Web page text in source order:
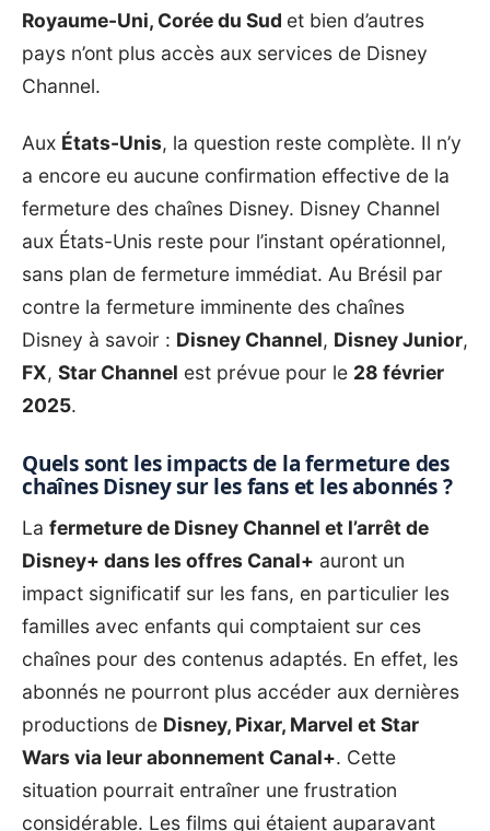
Royaume-Uni, Corée du Sud et bien d’autres
pays n’ont plus accès aux services de Disney
Channel.
Aux États-Unis, la question reste complète. Il n’y
a encore eu aucune confirmation effective de la
fermeture des chaînes Disney. Disney Channel
aux États-Unis reste pour l’instant opérationnel,
sans plan de fermeture immédiat. Au Brésil par
contre la fermeture imminente des chaînes
Disney à savoir : Disney Channel, Disney Junior,
FX, Star Channel est prévue pour le 28 février
2025.
Quels sont les impacts de la fermeture des
chaînes Disney sur les fans et les abonnés ?
La fermeture de Disney Channel et l’arrêt de
Disney+ dans les offres Canal+ auront un
impact significatif sur les fans, en particulier les
familles avec enfants qui comptaient sur ces
chaînes pour des contenus adaptés. En effet, les
abonnés ne pourront plus accéder aux dernières
productions de Disney, Pixar, Marvel et Star
Wars via leur abonnement Canal+. Cette
situation pourrait entraîner une frustration
considérable. Les films qui étaient auparavant